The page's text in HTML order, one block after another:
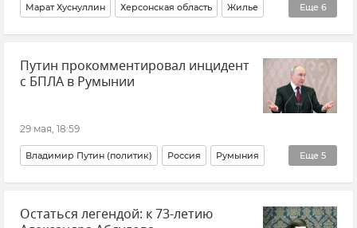
Еще 6
Марат Хуснуллин Херсонская область Жилье
Строительство Стройка Дороги
Дороги в новых регионах России Новости
Новые регионы России
Путин прокомментировал инцидент
с БПЛА в Румынии
29 мая, 18:59
Еще 5
Владимир Путин (политик) Россия Румыния
Беспилотник (БПЛА, дрон) В мире Безопасность
Политика Новости
Остаться легендой: к 73-летию